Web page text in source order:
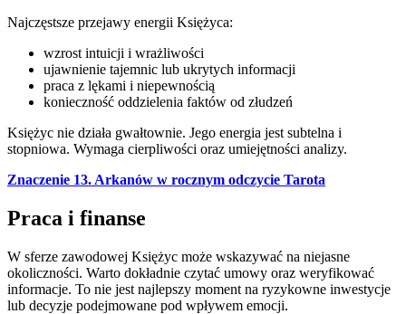
Najczęstsze przejawy energii Księżyca:
wzrost intuicji i wrażliwości
ujawnienie tajemnic lub ukrytych informacji
praca z lękami i niepewnością
konieczność oddzielenia faktów od złudzeń
Księżyc nie działa gwałtownie. Jego energia jest subtelna i
stopniowa. Wymaga cierpliwości oraz umiejętności analizy.
Znaczenie 13. Arkanów w rocznym odczycie Tarota
Praca i finanse
W sferze zawodowej Księżyc może wskazywać na niejasne
okoliczności. Warto dokładnie czytać umowy oraz weryfikować
informacje. To nie jest najlepszy moment na ryzykowne inwestycje
lub decyzje podejmowane pod wpływem emocji.